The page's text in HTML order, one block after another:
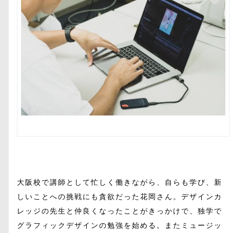
大阪校で講師として忙しく働きながら、自らも学び、新
しいことへの挑戦にも貪欲だった花岡さん。デザインカ
レッジの先生と仲良くなったことがきっかけで、独学で
グラフィックデザインの勉強を始める。またミュージッ